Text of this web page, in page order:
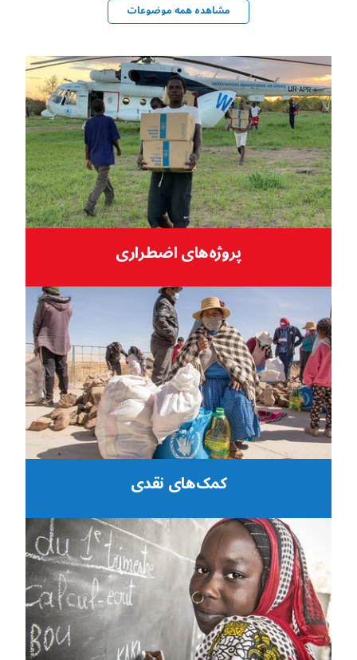
مشاهده همه موضوعات
پروژه‌های اضطراری
کمک‌های نقدی